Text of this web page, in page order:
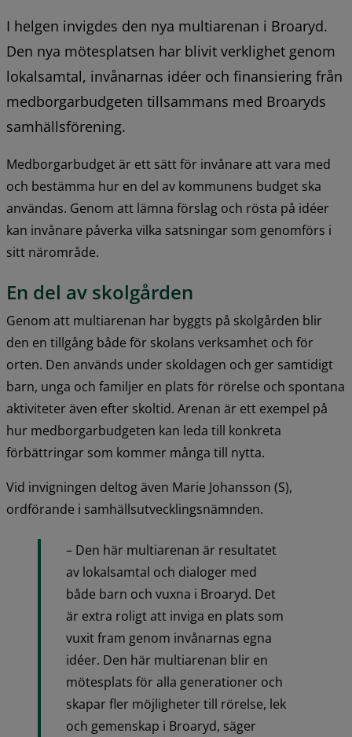
I helgen invigdes den nya multiarenan i Broaryd.
Den nya mötesplatsen har blivit verklighet genom
lokalsamtal, invånarnas idéer och finansiering från
medborgarbudgeten tillsammans med Broaryds
samhällsförening.
Medborgarbudget är ett sätt för invånare att vara med
och bestämma hur en del av kommunens budget ska
användas. Genom att lämna förslag och rösta på idéer
kan invånare påverka vilka satsningar som genomförs i
sitt närområde.
En del av skolgården
Genom att multiarenan har byggts på skolgården blir
den en tillgång både för skolans verksamhet och för
orten. Den används under skoldagen och ger samtidigt
barn, unga och familjer en plats för rörelse och spontana
aktiviteter även efter skoltid. Arenan är ett exempel på
hur medborgarbudgeten kan leda till konkreta
förbättringar som kommer många till nytta.
Vid invigningen deltog även Marie Johansson (S),
ordförande i samhällsutvecklingsnämnden.
– Den här multiarenan är resultatet
av lokalsamtal och dialoger med
både barn och vuxna i Broaryd. Det
är extra roligt att inviga en plats som
vuxit fram genom invånarnas egna
idéer. Den här multiarenan blir en
mötesplats för alla generationer och
skapar fler möjligheter till rörelse, lek
och gemenskap i Broaryd, säger